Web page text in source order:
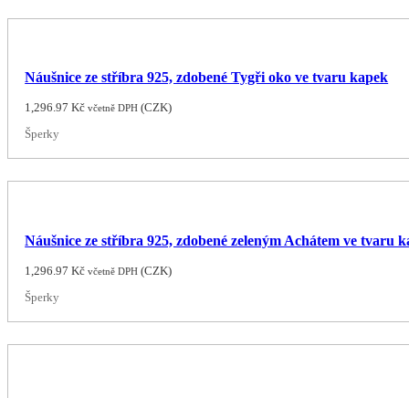
Náušnice ze stříbra 925, zdobené Tygři oko ve tvaru kapek
1,296.97Kč včetně DPH (CZK)
Šperky
Náušnice ze stříbra 925, zdobené zeleným Achátem ve tvaru
1,296.97Kč včetně DPH (CZK)
Šperky